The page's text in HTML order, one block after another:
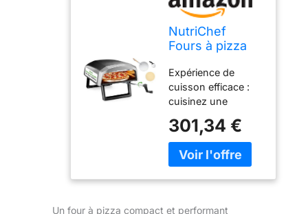
NutriChef
Fours à pizza
portables de
table – Four à
pizza à gaz de
30,5 cm, pierre
à pizza rotative
à 360°, machine
à pizza à
chauffage
pizza en acier
Expérience de
cuisson efficace :
cuisinez une
30,5 cm en
seulement 60
secondes avec le
301,34 €
Un four à pizza compact et performant